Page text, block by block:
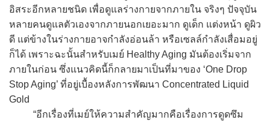
อิสระอีกหลายชนิด เพื่อดูแลร่างกายจากภายใน จริงๆ ปัจจุบัน
หลายคนดูแลตัวเองจากภายนอกเยอะมาก ดูเด็ก แต่งหน้า ดูผิว
ดี แต่ข้างในร่างกายอาจกำลังอ่อนล้า หรือเซลล์กำลังเสื่อมอยู่
ก็ได้ เพราะฉะนั้นสำหรับเมย์ Healthy Aging มันต้องเริ่มจาก
ภายในก่อน ซึ่งแนวคิดนี้ก็กลายมาเป็นที่มาของ ‘One Drop
Stop Aging’ ที่อยู่เบื้องหลังการพัฒนา Concentrated Liquid
Gold
“อีกเรื่องที่เมย์ให้ความสำคัญมากคือเรื่องการดูดซึม